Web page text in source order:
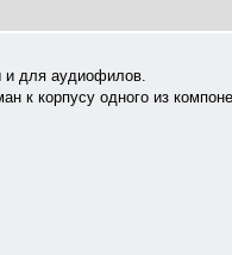
и для аудиофилов.
к корпусу одного из